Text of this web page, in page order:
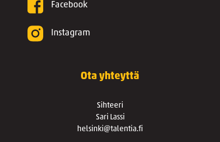
Facebook
Instagram
Ota yhteyttä
Sihteeri
Sari Lassi
helsinki@talentia.fi